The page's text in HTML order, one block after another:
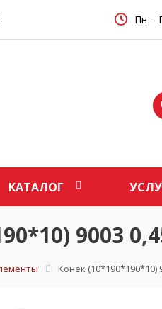
Пн –
КАТАЛОГ
9003
Конек (10*190*190*10)